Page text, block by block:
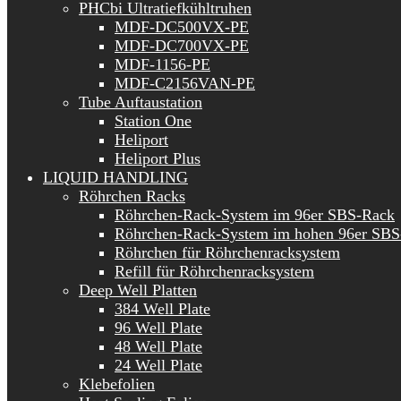
PHCbi Ultratiefkühltruhen
MDF-DC500VX-PE
MDF-DC700VX-PE
MDF-1156-PE
MDF-C2156VAN-PE
Tube Auftaustation
Station One
Heliport
Heliport Plus
LIQUID HANDLING
Röhrchen Racks
Röhrchen-Rack-System im 96er SBS-Rack
Röhrchen-Rack-System im hohen 96er
Röhrchen für Röhrchenracksystem
Refill für Röhrchenracksystem
Deep Well Platten
384 Well Plate
96 Well Plate
48 Well Plate
24 Well Plate
Klebefolien